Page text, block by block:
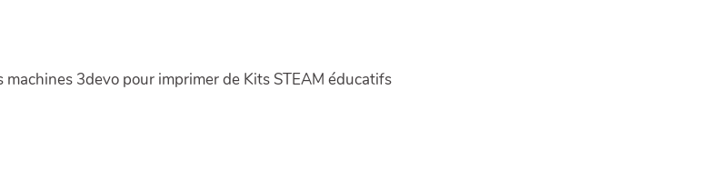
3devo pour imprimer de Kits STEAM éducatifs